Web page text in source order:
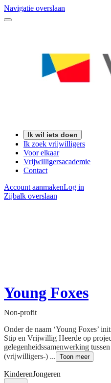
Navigatie overslaan
Ik wil iets doen
Ik zoek vrijwilligers
Voor elkaar
Vrijwilligersacademie
Contact
Account aanmakenLog in
Zijbalk overslaan
Young Foxes
Non-profit
Onder de naam ‘Young Foxes’
Stip en Vrijwillig Heerde op
gelegenheidssamenwerking
(vrijwilligers-) ... Toon meer
KinderenJongeren